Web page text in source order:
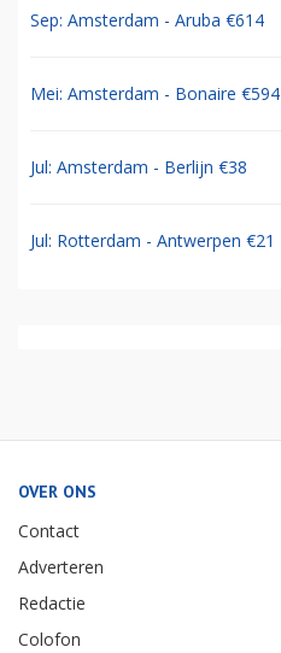
Sep: Amsterdam - Aruba €614
Mei: Amsterdam - Bonaire €594
Jul: Amsterdam - Berlijn €38
Jul: Rotterdam - Antwerpen €21
OVER ONS
Contact
Adverteren
Redactie
Colofon